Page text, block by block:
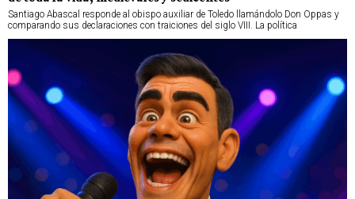
Santiago Abascal responde al obispo auxiliar de Toledo llamándolo Don Oppas y
comparando sus declaraciones con traiciones del siglo VIII. La política